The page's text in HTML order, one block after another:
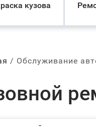
кузова
Обслуживание